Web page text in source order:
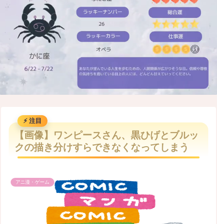
M
u
t
e
【画像】ワンピースさん、黒ひげとブルッ
クの描き分けすらできなくなってしまう
アニ漫・ゲーム